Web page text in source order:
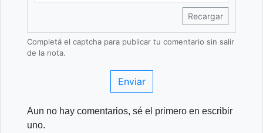
Recargar
Completá el captcha para publicar tu comentario sin salir
de la nota.
Enviar
Aun no hay comentarios, sé el primero en escribir
uno.